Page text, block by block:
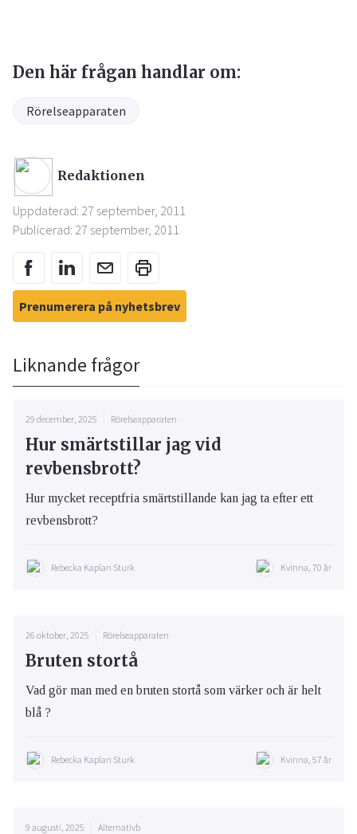
Den här frågan handlar om:
Rörelseapparaten
Redaktionen
Uppdaterad: 27 september, 2011
Publicerad: 27 september, 2011
Prenumerera på nyhetsbrev
Liknande frågor
29 december, 2025 Rörelseapparaten
Hur smärtstillar jag vid
revbensbrott?
Hur mycket receptfria smärtstillande kan jag ta efter ett
revbensbrott?
Rebecka Kaplan Sturk Kvinna, 70 år
26 oktober, 2025 Rörelseapparaten
Bruten stortå
Vad gör man med en bruten stortå som värker och är helt
blå ?
Rebecka Kaplan Sturk Kvinna, 57 år
9 augusti, 2025 Alternativb